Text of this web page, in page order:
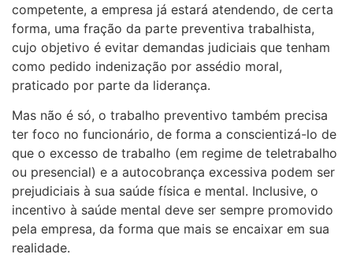
competente, a empresa já estará atendendo, de certa
forma, uma fração da parte preventiva trabalhista,
cujo objetivo é evitar demandas judiciais que tenham
como pedido indenização por assédio moral,
praticado por parte da liderança.
Mas não é só, o trabalho preventivo também precisa
ter foco no funcionário, de forma a conscientizá-lo de
que o excesso de trabalho (em regime de teletrabalho
ou presencial) e a autocobrança excessiva podem ser
prejudiciais à sua saúde física e mental. Inclusive, o
incentivo à saúde mental deve ser sempre promovido
pela empresa, da forma que mais se encaixar em sua
realidade.